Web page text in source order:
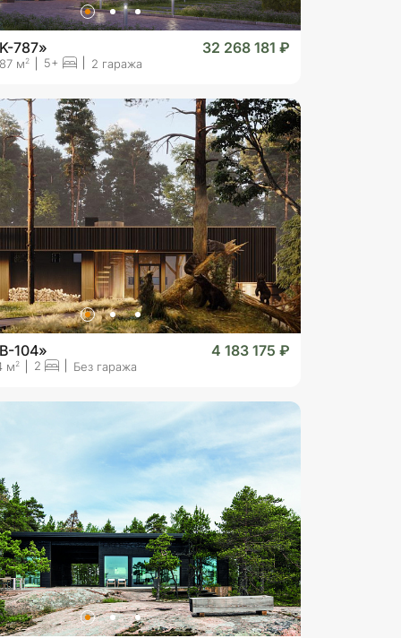
787» 32 268 181 ₽
м2 5+ 2 гаража
104» 4 183 175 ₽
м2 2 Без гаража